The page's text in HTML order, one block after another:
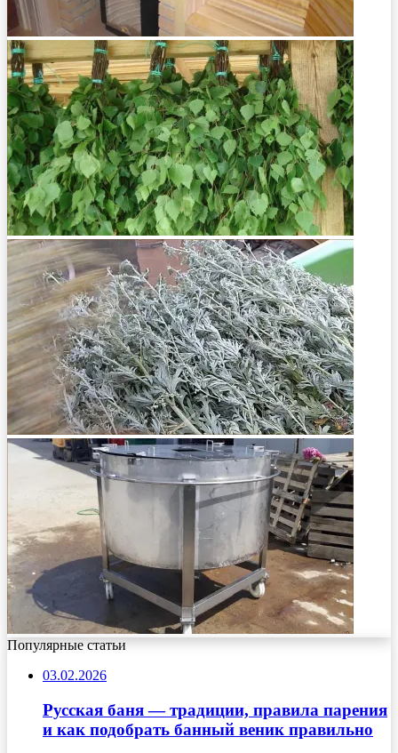
Популярные статьи
03.02.2026
Русская баня — традиции, правила парения
и как подобрать банный веник правильно